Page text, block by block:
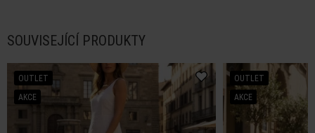
SOUVISEJÍCÍ PRODUKTY
OUTLET
AKCE
OUTLET
AKCE